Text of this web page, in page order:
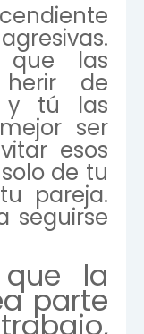
que las
herir de
y tú las
ser
esos
de tu
pareja.
seguirse
la
parte